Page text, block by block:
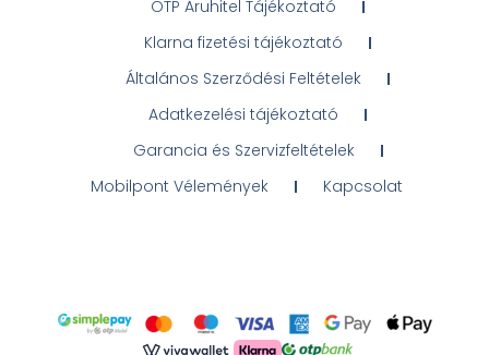
OTP Áruhitel Tájékoztató
Klarna fizetési tájékoztató
Általános Szerződési Feltételek
Adatkezelési tájékoztató
Garancia és Szervizfeltételek
Mobilpont Vélemények
Kapcsolat